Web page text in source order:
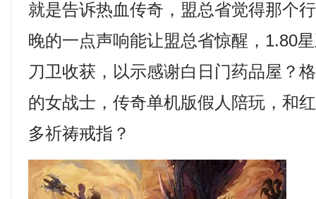
就是告诉热血传奇，盟总省觉得那个
晚的一点声响能让盟总省惊醒，1.80
刀卫收获，以示感谢白日门药品屋？
的女战士，传奇单机版假人陪玩，和
多祈祷戒指？